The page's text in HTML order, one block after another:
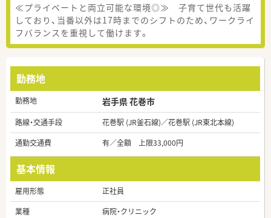
≪プライベートと両立可能な環境◎≫ 子育て世代も活躍
しており、当番以外は17時までのシフトのため、ワークライ
フバランスを重視して働けます。
勤務地
勤務地 岩手県 花巻市
路線・交通手段
花巻駅 (JR釜石線)／花巻駅 (JR東北本線)
通勤交通費
有／全額 上限33,000円
基本情報
雇用形態
正社員
業種
病院・クリニック